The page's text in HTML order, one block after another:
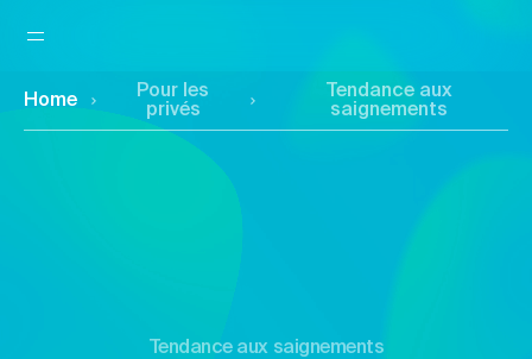
Home
Pour les
privés
Tendance aux
saignements
Tendance aux saignements